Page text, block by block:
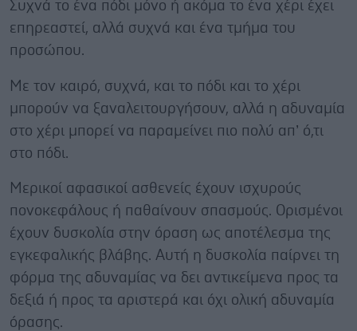
Συχνά το ένα πόδι μόνο ή ακόμα το ένα χέρι έχει
επηρεαστεί, αλλά συχνά και ένα τμήμα του
προσώπου.
Με τον καιρό, συχνά, και το πόδι και το χέρι
μπορούν να ξαναλειτουργήσουν, αλλά η αδυναμία
στο χέρι μπορεί να παραμείνει πιο πολύ απ’ ό,τι
στο πόδι.
Μερικοί αφασικοί ασθενείς έχουν ισχυρούς
πονοκεφάλους ή παθαίνουν σπασμούς. Ορισμένοι
έχουν δυσκολία στην όραση ως αποτέλεσμα της
εγκεφαλικής βλάβης. Αυτή η δυσκολία παίρνει τη
φόρμα της αδυναμίας να δει αντικείμενα προς τα
δεξιά ή προς τα αριστερά και όχι ολική αδυναμία
όρασης.